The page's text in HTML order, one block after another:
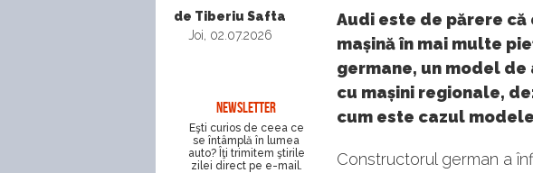
de Tiberiu Safta
Joi, 02.07.2026
NEWSLETTER
Eşti curios de ceea ce
se întâmplă în lumea
auto? Îţi trimitem ştirile
zilei direct pe e-mail.
Audi este de părere că
mașină în mai multe
germane, un model
cu mașini regionale,
cum este cazul
Constructorul german a